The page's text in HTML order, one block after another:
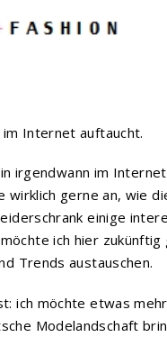
Internet auftaucht.
irgendwann im
gerne an, wie
einige
ich hier zukünftig
Trends austauschen.
ich möchte etwas
Modelandschaft